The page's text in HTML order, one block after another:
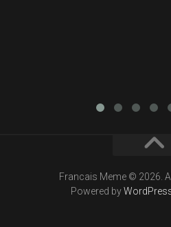
Francais Meme © 2026.
Powered by